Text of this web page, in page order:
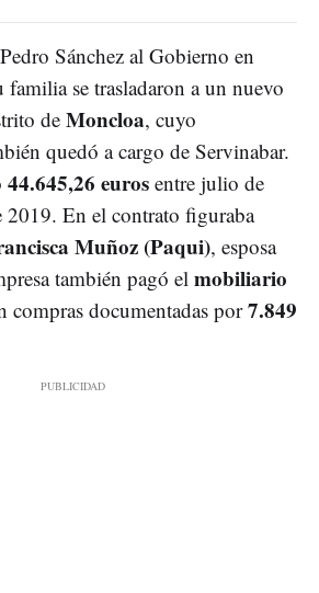
Sánchez al Gobierno en
se trasladaron a un nuevo
deMoncloa, cuyo
quedó a cargo de Servinabar.
44.645,26 euros entre julio de
En el contrato figuraba
Muñoz (Paqui), esposa
también pagó el mobiliario
compras documentadas por7.849